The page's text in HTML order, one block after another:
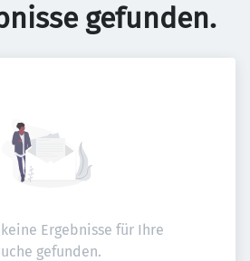
gefunden.
Ergebnisse für Ihre
gefunden.